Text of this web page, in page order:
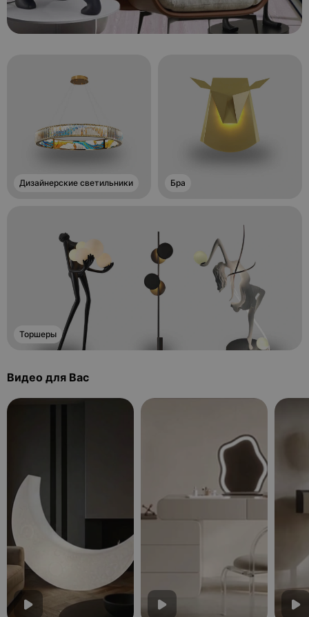
Дизайнерские светильники Бра
Торшеры
Видео для Вас